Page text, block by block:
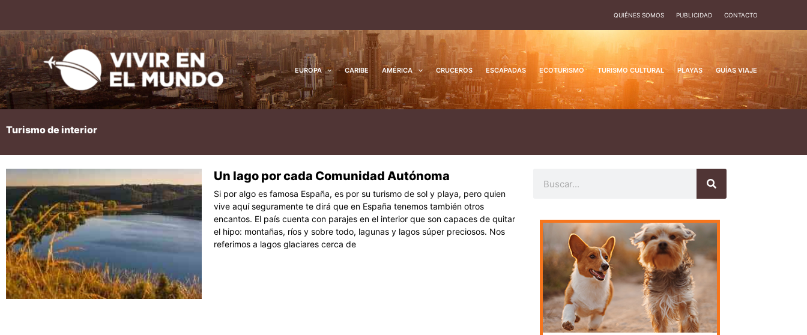
contenido
QUIÉNES SOMOS PUBLICIDAD CONTACTO
EUROPA CARIBE AMÉRICA CRUCEROS ESCAPADAS ECOTURISMO TURISMO CULTURAL PLAYAS GUÍAS VIAJE
Turismo de interior
Un lago por cada Comunidad Autónoma
Si por algo es famosa España, es por su turismo de sol y playa, pero quien
vive aquí seguramente te dirá que en España tenemos también otros
encantos. El país cuenta con parajes en el interior que son capaces de quitar
el hipo: montañas, ríos y sobre todo, lagunas y lagos súper preciosos. Nos
referimos a lagos glaciares cerca de
PáginaPágina
Página